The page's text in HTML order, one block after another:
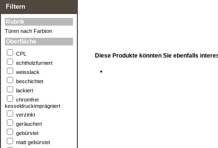
Diese Produkte könnten Sie ebenfalls
Filtern
Rubrik
Türen nach Farbton
Oberfläche
CPL
echtholzfurniert
weisslack
beschichtet
lackiert
chromfrei
kesseldruckimprägniert
verzinkt
geräuchert
gebürstet
matt gebürstet